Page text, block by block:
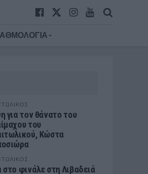
για τον θάνατο του
του
Κώστα
φινάλε στη Λιβαδειά